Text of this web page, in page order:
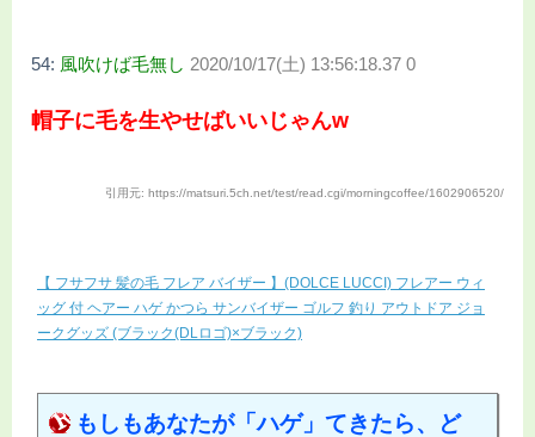
54: 風吹けば毛無し 2020/10/17(土) 13:56:18.37 0
帽子に毛を生やせばいいじゃんw
引用元: https://matsuri.5ch.net/test/read.cgi/morningcoffee/1602906520/
【 フサフサ 髪の毛 フレア バイザー 】(DOLCE LUCCI) フレアー ウィ
ッグ 付 ヘアー ハゲ かつら サンバイザー ゴルフ 釣り アウトドア ジョ
ークグッズ (ブラック(DLロゴ)×ブラック)
もしもあなたが「ハゲ」てきたら、ど